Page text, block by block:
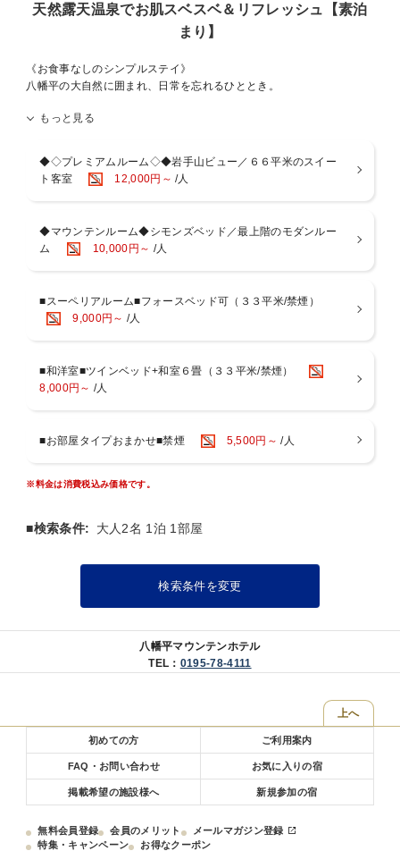
天然露天温泉でお肌スベスベ＆リフレッシュ【素泊
まり】
《お食事なしのシンプルステイ》
八幡平の大自然に囲まれ、日常を忘れるひととき。
パノラマスキー場はホテル直結なので、スノーアクティビティ後、す
※ご注意下さい※
近くに飲食施設はございません。お食事はあらかじめお済ませいただ
くか、ご自身でご用意ください。
【大浴場・サウナ】（14：00〜24：00 / 5：00〜10：00）
ほんのり白くとろみのある、掛け流しの天然温泉「マグマの湯」。
露天風呂からは八幡平の四季折々の景色をご覧いただけます。
《自然ガイドステーション》
自然の魅力に触れるネイチャープログラムは、お子様の自由研究にぴ
います。
【近隣観光】
比較的ゆるやかな斜面が多い、ファミリーや初心者におススメのスキ
そり・チュービングにも対応可能で、お子様のスキーデビューに最適♪
ホテル直結で車移動が不要のため、大変便利です。
《八幡平ドラゴンアイ》（ホテルから車で34分）
八幡平にある「鏡沼」の雪解けの様子がまるで龍の瞳のように見え
る、季節限定の絶景です。
もっと見る
◆◇プレミアムルーム◇◆岩手山ビュー／６６平米のスイー
ト客室
12,000円～ /人
◆マウンテンルーム◆シモンズベッド／最上階のモダンルー
ム
10,000円～ /人
■スーペリアルーム■フォースベッド可（３３平米/禁煙）
9,000円～ /人
■和洋室■ツインベッド+和室６畳（３３平米/禁煙）
8,000円～ /人
■お部屋タイプおまかせ■禁煙 5,500円～ /人
※料金は消費税込み価格です。
■検索条件: 大人2名 1泊 1部屋
検索条件を変更
八幡平マウンテンホテル
TEL： 0195-78-4111
上へ
初めての方 ご利用案内
FAQ・お問い合わせ お気に入りの宿
掲載希望の施設様へ 新規参加の宿
無料会員登録 会員のメリット
メールマガジン登録
特集・キャンペーン
お得なクーポン